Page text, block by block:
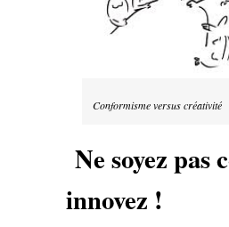
Conformisme versus créativité
Ne soyez pas
innovez !